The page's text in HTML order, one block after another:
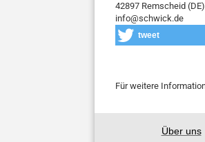
42897 Remscheid (DE)
info@schwick.de
tweet
Für weitere
Über uns